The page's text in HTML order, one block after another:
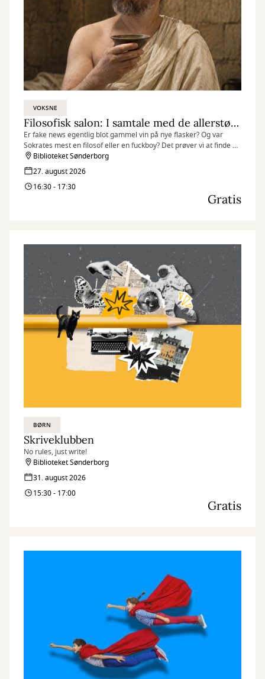
VOKSNE
Filosofisk salon: I samtale med de allerstørste
Er fake news egentlig blot gammel vin på nye flasker? Og var
Sokrates mest en filosof eller en fuckboy? Det prøver vi at finde ud
af, når vi den sidste torsdag i hver måned tager et dyk ned i
filosofihistorien og hilser på de største filosoffer.
Biblioteket Sønderborg
27. august 2026
16:30 - 17:30
Gratis
BØRN
Skriveklubben
No rules, just write!
Biblioteket Sønderborg
31. august 2026
15:30 - 17:00
Gratis